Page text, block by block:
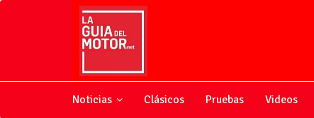
Noticias Clásicos Pruebas Videos